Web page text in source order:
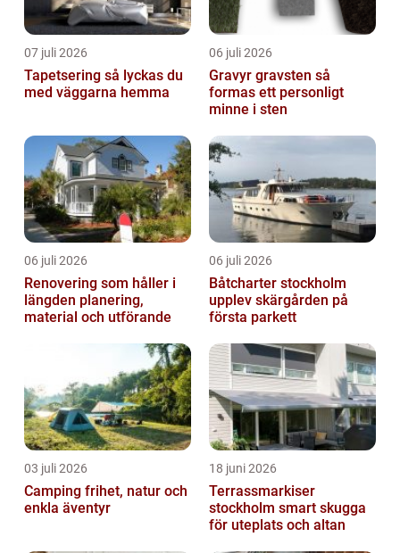
07 juli 2026
Tapetsering så lyckas du
med väggarna hemma
06 juli 2026
Gravyr gravsten så
formas ett personligt
minne i sten
06 juli 2026
Renovering som håller i
längden planering,
material och utförande
06 juli 2026
Båtcharter stockholm
upplev skärgården på
första parkett
03 juli 2026
Camping frihet, natur och
enkla äventyr
18 juni 2026
Terrassmarkiser
stockholm smart skugga
för uteplats och altan